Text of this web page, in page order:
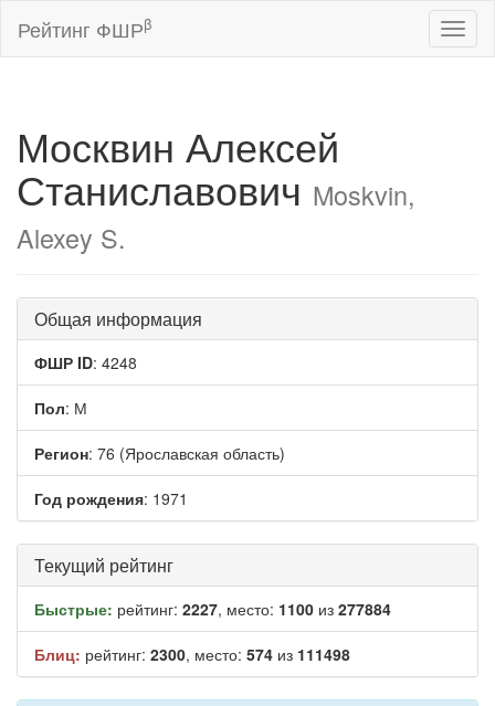
Рейтинг ФШРβ
Москвин Алексей
Станиславович Moskvin,
Alexey S.
Общая информация
ФШР ID: 4248
Пол: М
Регион: 76 (Ярославская область)
Год рождения: 1971
Текущий рейтинг
Быстрые: рейтинг: 2227, место: 1100 из 277884
Блиц: рейтинг: 2300, место: 574 из 111498